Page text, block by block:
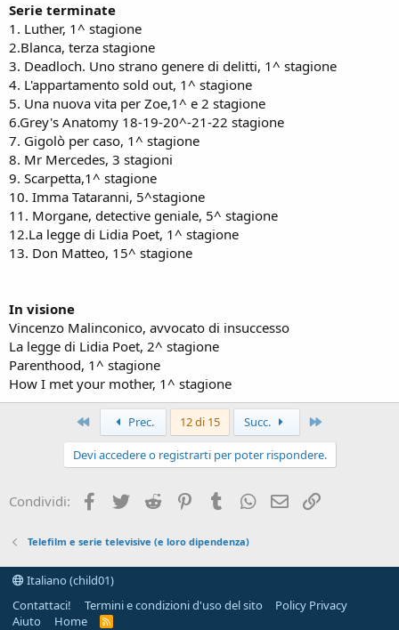
Serie terminate
1. Luther, 1^ stagione
2.Blanca, terza stagione
3. Deadloch. Uno strano genere di delitti, 1^ stagione
4. L'appartamento sold out, 1^ stagione
5. Una nuova vita per Zoe,1^ e 2 stagione
6.Grey's Anatomy 18-19-20^-21-22 stagione
7. Gigolò per caso, 1^ stagione
8. Mr Mercedes, 3 stagioni
9. Scarpetta,1^ stagione
10. Imma Tataranni, 5^stagione
11. Morgane, detective geniale, 5^ stagione
12.La legge di Lidia Poet, 1^ stagione
13. Don Matteo, 15^ stagione
In visione
Vincenzo Malinconico, avvocato di insuccesso
La legge di Lidia Poet, 2^ stagione
Parenthood, 1^ stagione
How I met your mother, 1^ stagione
Primo Prec. 12 di 15 Succ.
Devi accedere o registrarti per poter rispondere.
Condividi: Facebook
Twitter Reddit PinterestTumblrWhatsApp
e-mail
Telefilm e serie televisive (e loro dipendenza)
Italiano (child01)
Contattaci!
Termini e condizioni d'uso del sito
Policy Privacy
Aiuto
Home
R